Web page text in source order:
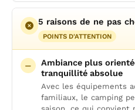
5 raisons de ne pas
POINTS D'ATTENTION
Ambiance plus
tranquillité absolue
Avec les équipements
familiaux, le camping